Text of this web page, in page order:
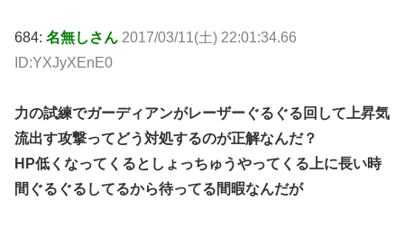
684: 名無しさん 2017/03/11(土) 22:01:34.66
ID:YXJyXEnE0
力の試練でガーディアンがレーザーぐるぐる回して上昇気
流出す攻撃ってどう対処するのが正解なんだ？
HP低くなってくるとしょっちゅうやってくる上に長い時
間ぐるぐるしてるから待ってる間暇なんだが